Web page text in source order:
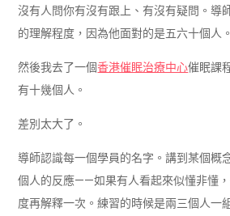
沒有人問你有沒有跟上、有沒有疑問。導
的理解程度，因為他面對的是五六十個人。
然後我去了一個香港催眠治療中心催眠課
有十幾個人。
差別太大了。
導師認識每一個學員的名字。講到某個概
個人的反應——如果有人看起來似懂非懂
度再解釋一次。練習的時候是兩三個人一